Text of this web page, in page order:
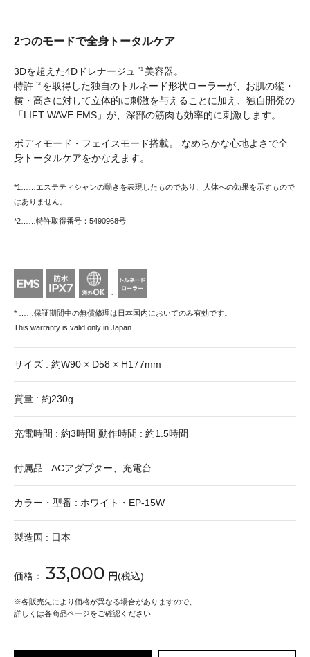
2つのモードで全身トータルケア
3Dを超えた4Dドレナージュ *1
美容器。
特許 *2 を取得した独自のトルネード形状ローラーが、お肌の縦・
横・高さに対して立体的に刺激を与えることに加え、独自開発の
「LIFT WAVE EMS」が、深部の筋肉も効率的に刺激します。
ボディモード・フェイスモード搭載。 なめらかな心地よさで全
身トータルケアをかなえます。
*1……エステティシャンの動きを表現したものであり、人体への効果を示すもので
はありません。
*2……特許取得番号：5490968号
*
* ……保証期間中の無償修理は日本国内においてのみ有効です。
This warranty is valid only in Japan.
サイズ : 約W90 × D58 × H177mm
質量 : 約230g
充電時間 : 約3時間 動作時間 : 約1.5時間
付属品 : ACアダプター、充電台
カラー・型番 : ホワイト・EP-15W
製造国 : 日本
価格： 33,000 円(税込)
※各販売先により価格が異なる場合がありますので、
詳しくは各商品ページをご確認ください